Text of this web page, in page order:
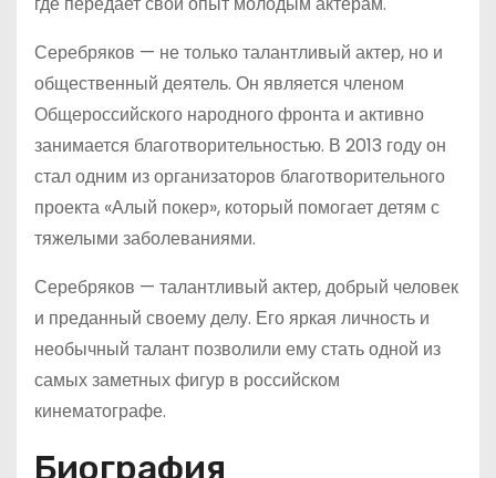
Серебряков — не только талантливый актер, но и
общественный деятель. Он является членом
Общероссийского народного фронта и активно
занимается благотворительностью. В 2013 году он
стал одним из организаторов благотворительного
проекта «Алый покер», который помогает детям с
тяжелыми заболеваниями.
Серебряков — талантливый актер, добрый человек
и преданный своему делу. Его яркая личность и
необычный талант позволили ему стать одной из
самых заметных фигур в российском
кинематографе.
Биография